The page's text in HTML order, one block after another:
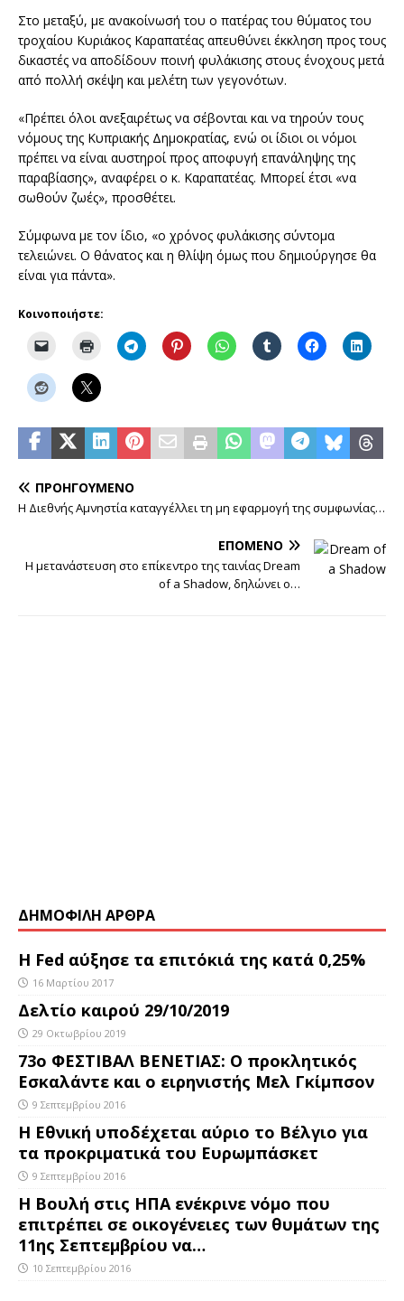
Στο μεταξύ, με ανακοίνωσή του ο πατέρας του θύματος του
τροχαίου Κυριάκος Καραπατέας απευθύνει έκκληση προς τους
δικαστές να αποδίδουν ποινή φυλάκισης στους ένοχους μετά
από πολλή σκέψη και μελέτη των γεγονότων.
«Πρέπει όλοι ανεξαιρέτως να σέβονται και να τηρούν τους
νόμους της Κυπριακής Δημοκρατίας, ενώ οι ίδιοι οι νόμοι
πρέπει να είναι αυστηροί προς αποφυγή επανάληψης της
παραβίασης», αναφέρει ο κ. Καραπατέας. Μπορεί έτσι «να
σωθούν ζωές», προσθέτει.
Σύμφωνα με τον ίδιο, «ο χρόνος φυλάκισης σύντομα
τελειώνει. Ο θάνατος και η θλίψη όμως που δημιούργησε θα
είναι για πάντα».
Κοινοποιήστε:
ΠΡΟΗΓΟΎΜΕΝΟ
Η Διεθνής Αμνηστία καταγγέλλει τη μη εφαρμογή της συμφωνίας…
ΕΠΌΜΕΝΟ
Η μετανάστευση στο επίκεντρο της ταινίας Dream
of a Shadow, δηλώνει ο…
ΔΗΜΟΦΙΛΗ ΑΡΘΡΑ
Η Fed αύξησε τα επιτόκιά της κατά 0,25%
16 Μαρτίου 2017
Δελτίο καιρού 29/10/2019
29 Οκτωβρίου 2019
73ο ΦΕΣΤΙΒΑΛ ΒΕΝΕΤΙΑΣ: Ο προκλητικός
Εσκαλάντε και ο ειρηνιστής Μελ Γκίμπσον
9 Σεπτεμβρίου 2016
Η Εθνική υποδέχεται αύριο το Βέλγιο για
τα προκριματικά του Ευρωμπάσκετ
9 Σεπτεμβρίου 2016
Η Βουλή στις ΗΠΑ ενέκρινε νόμο που
επιτρέπει σε οικογένειες των θυμάτων της
11ης Σεπτεμβρίου να…
10 Σεπτεμβρίου 2016